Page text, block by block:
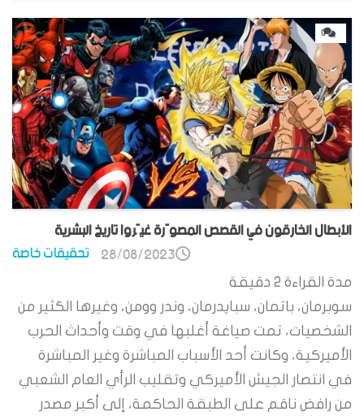
0
الأبطال الخارقون في القصص المصوّرة غيّروا تاريخ البشرية
تحقيقات خاصة 28/08/2023
مدة القراءة 2 دقيقة
سوبرمان، باتمان، سبايدرمان، وندر وومن، وغيرها الكثير من
الشخصيات، تمت صياغة أغلبها في وقت وأحداث الحرب
الأميركية، وكانت أحد الأسباب المباشرة وغير المباشرة
في انتصار الجيش الأميركي وتقليب الرأي العام الشعبي
من رافض ناقم على الطبقة الحاكمة، إلى أكبر مصدر